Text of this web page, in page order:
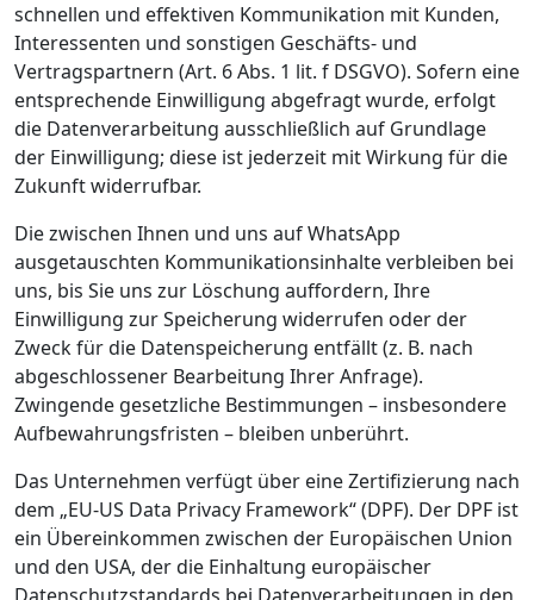
schnellen und effektiven Kommunikation mit Kunden,
Interessenten und sonstigen Geschäfts- und
Vertragspartnern (Art. 6 Abs. 1 lit. f DSGVO). Sofern eine
entsprechende Einwilligung abgefragt wurde, erfolgt
die Datenverarbeitung ausschließlich auf Grundlage
der Einwilligung; diese ist jederzeit mit Wirkung für die
Zukunft widerrufbar.
Die zwischen Ihnen und uns auf WhatsApp
ausgetauschten Kommunikationsinhalte verbleiben bei
uns, bis Sie uns zur Löschung auffordern, Ihre
Einwilligung zur Speicherung widerrufen oder der
Zweck für die Datenspeicherung entfällt (z. B. nach
abgeschlossener Bearbeitung Ihrer Anfrage).
Zwingende gesetzliche Bestimmungen – insbesondere
Aufbewahrungsfristen – bleiben unberührt.
Das Unternehmen verfügt über eine Zertifizierung nach
dem „EU-US Data Privacy Framework“ (DPF). Der DPF ist
ein Übereinkommen zwischen der Europäischen Union
und den USA, der die Einhaltung europäischer